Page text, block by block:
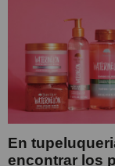
En
encontrar los